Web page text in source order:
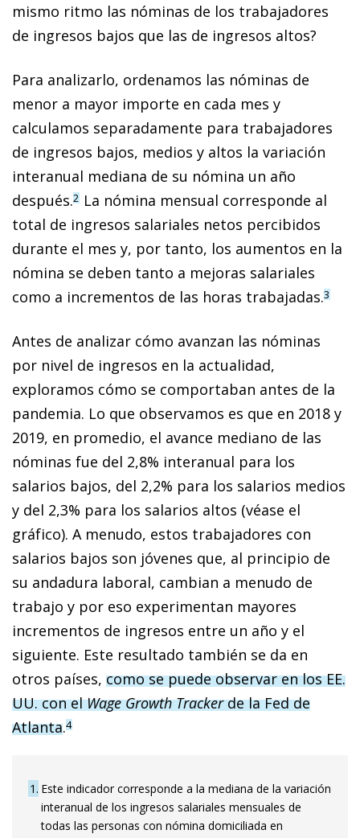
mismo ritmo las nóminas de los trabajadores
de ingresos bajos que las de ingresos altos?
Para analizarlo, ordenamos las nóminas de
menor a mayor importe en cada mes y
calculamos separadamente para trabajadores
de ingresos bajos, medios y altos la variación
interanual mediana de su nómina un año
después.2 La nómina mensual corresponde al
total de ingresos salariales netos percibidos
durante el mes y, por tanto, los aumentos en la
nómina se deben tanto a mejoras salariales
como a incrementos de las horas trabajadas.3
Antes de analizar cómo avanzan las nóminas
por nivel de ingresos en la actualidad,
exploramos cómo se comportaban antes de la
pandemia. Lo que observamos es que en 2018 y
2019, en promedio, el avance mediano de las
nóminas fue del 2,8% interanual para los
salarios bajos, del 2,2% para los salarios medios
y del 2,3% para los salarios altos (véase el
gráfico). A menudo, estos trabajadores con
salarios bajos son jóvenes que, al principio de
su andadura laboral, cambian a menudo de
trabajo y por eso experimentan mayores
incrementos de ingresos entre un año y el
siguiente. Este resultado también se da en
otros países, como se puede observar en los EE.
UU. con elWage Growth Trackerde la Fed de
Atlanta.4
1 Este indicador corresponde a la mediana de la variación
interanual de los ingresos salariales mensuales de
todas las personas con nómina domiciliada en